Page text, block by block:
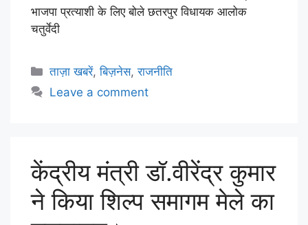
भाजपा प्रत्याशी के लिए बोले छतरपुर विधायक आलोक
चतुर्वेदी
ताज़ा खबरें,बिज़नेस,राजनीति
Leave a comment
केंद्रीय मंत्री डॉ.वीरेंद्र कुमार
ने किया शिल्प समागम मेले का